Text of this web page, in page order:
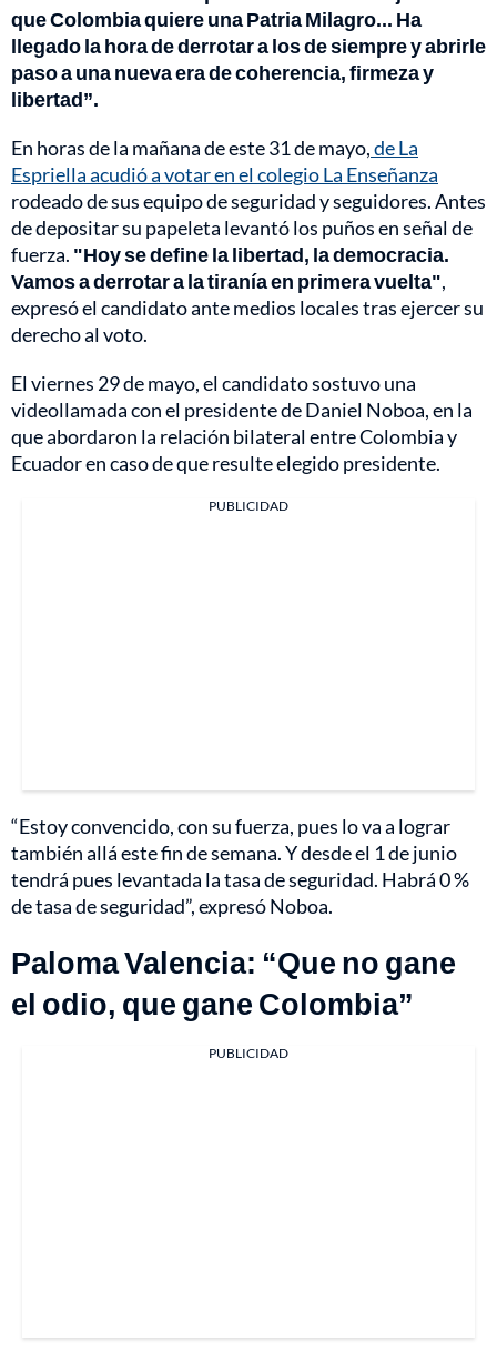
que Colombia quiere una Patria Milagro... Ha
llegado la hora de derrotar a los de siempre y abrirle
paso a una nueva era de coherencia, firmeza y
libertad”.
En horas de la mañana de este 31 de mayo,de La
Espriella acudió a votar en el colegio La Enseñanza
rodeado de sus equipo de seguridad y seguidores. Antes
de depositar su papeleta levantó los puños en señal de
fuerza. "Hoy se define la libertad, la democracia.
Vamos a derrotar a la tiranía en primera vuelta",
expresó el candidato ante medios locales tras ejercer su
derecho al voto.
El viernes 29 de mayo, el candidato sostuvo una
videollamada con el presidente de Daniel Noboa, en la
que abordaron la relación bilateral entre Colombia y
Ecuador en caso de que resulte elegido presidente.
PUBLICIDAD
“Estoy convencido, con su fuerza, pues lo va a lograr
también allá este fin de semana. Y desde el 1 de junio
tendrá pues levantada la tasa de seguridad. Habrá 0 %
de tasa de seguridad”, expresó Noboa.
Paloma Valencia: “Que no gane
el odio, que gane Colombia”
PUBLICIDAD